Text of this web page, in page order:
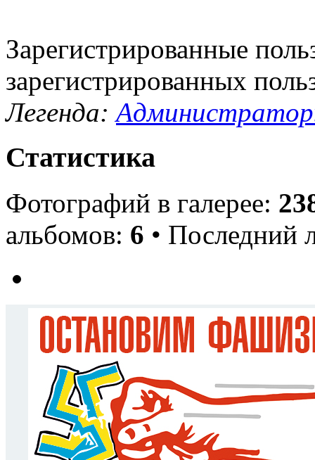
Зарегистрированные
зарегистрированных
Легенда:
Статистика
Фотографий в галерее:
альбомов: 6 • Последний